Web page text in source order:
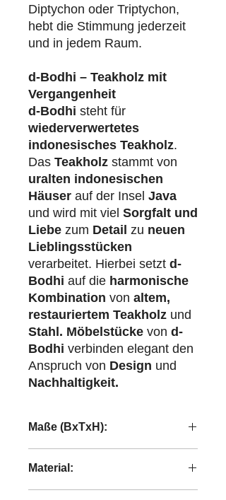
Diptychon oder Triptychon,
hebt die Stimmung jederzeit
und in jedem Raum.
d-Bodhi – Teakholz mit
Vergangenheit
d-Bodhi steht für
wiederverwertetes
indonesisches Teakholz.
Das Teakholz stammt von
uralten indonesischen
Häuser auf der Insel Java
und wird mit viel Sorgfalt und
Liebe zum Detail zu neuen
Lieblingsstücken
verarbeitet. Hierbei setzt d-
Bodhi auf die harmonische
Kombination von altem,
restauriertem Teakholz und
Stahl. Möbelstücke von d-
Bodhi verbinden elegant den
Anspruch von Design und
Nachhaltigkeit.
Maße (BxTxH):
Material: